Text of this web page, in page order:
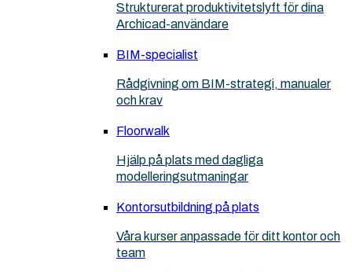
Strukturerat produktivitetslyft för dina
Archicad-användare
BIM-specialist
Rådgivning om BIM-strategi, manualer
och krav
Floorwalk
Hjälp på plats med dagliga
modelleringsutmaningar
Kontorsutbildning på plats
Våra kurser anpassade för ditt kontor och
team